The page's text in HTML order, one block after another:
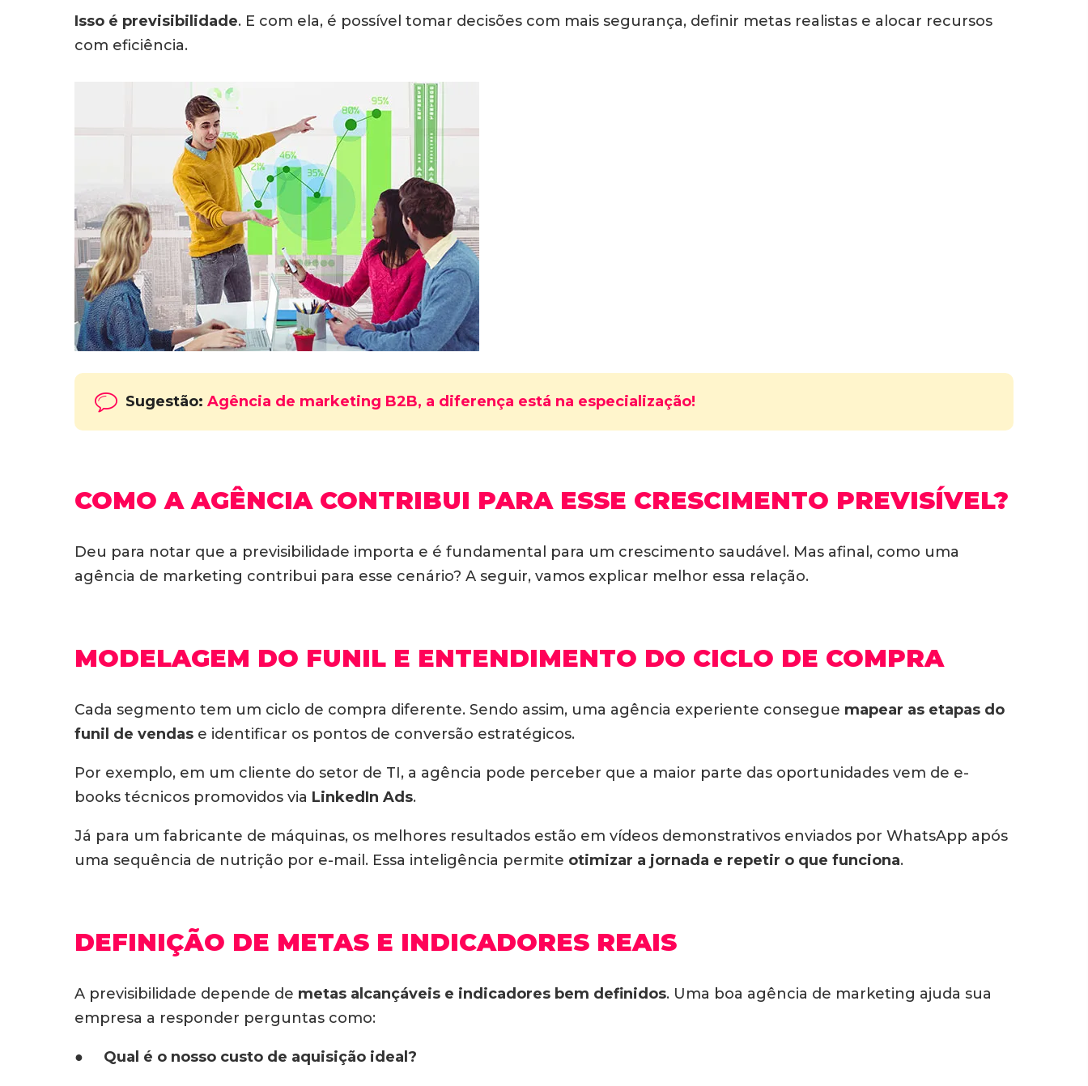
Isso é previsibilidade. E com ela, é possível tomar decisões com mais segurança, definir metas realistas e alocar recursos
com eficiência.
Sugestão: Agência de marketing B2B, a diferença está na especialização!
COMO A AGÊNCIA CONTRIBUI PARA ESSE CRESCIMENTO PREVISÍVEL?
Deu para notar que a previsibilidade importa e é fundamental para um crescimento saudável. Mas afinal, como uma
agência de marketing contribui para esse cenário? A seguir, vamos explicar melhor essa relação.
MODELAGEM DO FUNIL E ENTENDIMENTO DO CICLO DE COMPRA
Cada segmento tem um ciclo de compra diferente. Sendo assim, uma agência experiente consegue mapear as etapas do
funil de vendas e identificar os pontos de conversão estratégicos.
Por exemplo, em um cliente do setor de TI, a agência pode perceber que a maior parte das oportunidades vem de e-
books técnicos promovidos via LinkedIn Ads.
Já para um fabricante de máquinas, os melhores resultados estão em vídeos demonstrativos enviados por WhatsApp após
uma sequência de nutrição por e-mail. Essa inteligência permite otimizar a jornada e repetir o que funciona.
DEFINIÇÃO DE METAS E INDICADORES REAIS
A previsibilidade depende de metas alcançáveis e indicadores bem definidos. Uma boa agência de marketing ajuda sua
empresa a responder perguntas como:
● Qual é o nosso custo de aquisição ideal?